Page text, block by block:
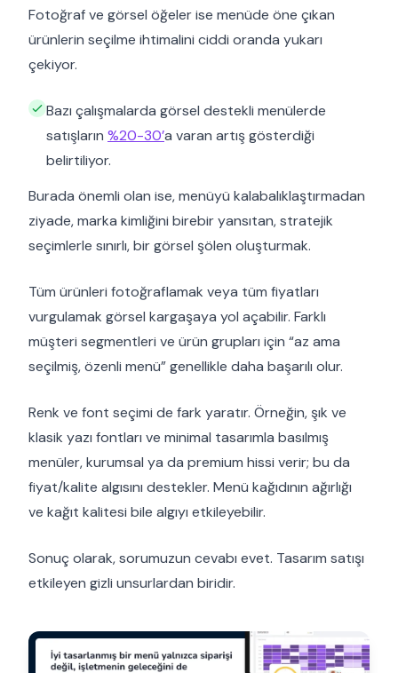
Fotoğraf ve görsel öğeler ise menüde öne çıkan
ürünlerin seçilme ihtimalini ciddi oranda yukarı
çekiyor.
Bazı çalışmalarda görsel destekli menülerde
satışların %20-30’a varan artış gösterdiği
belirtiliyor.
Burada önemli olan ise, menüyü kalabalıklaştırmadan
ziyade, marka kimliğini birebir yansıtan, stratejik
seçimlerle sınırlı, bir görsel şölen oluşturmak.
Tüm ürünleri fotoğraflamak veya tüm fiyatları
vurgulamak görsel kargaşaya yol açabilir. Farklı
müşteri segmentleri ve ürün grupları için “az ama
seçilmiş, özenli menü” genellikle daha başarılı olur.
Renk ve font seçimi de fark yaratır. Örneğin, şık ve
klasik yazı fontları ve minimal tasarımla basılmış
menüler, kurumsal ya da premium hissi verir; bu da
fiyat/kalite algısını destekler. Menü kağıdının ağırlığı
ve kağıt kalitesi bile algıyı etkileyebilir.
Sonuç olarak, sorumuzun cevabı evet. Tasarım satışı
etkileyen gizli unsurlardan biridir.